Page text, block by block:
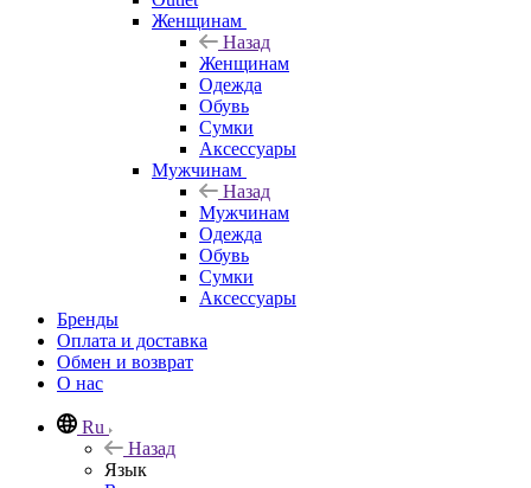
Женщинам
Назад
Женщинам
Одежда
Обувь
Сумки
Аксессуары
Мужчинам
Назад
Мужчинам
Одежда
Обувь
Сумки
Аксессуары
Бренды
Оплата и доставка
Обмен и возврат
О нас
Ru
Назад
Язык